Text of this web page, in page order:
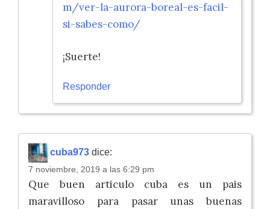
m/ver-la-aurora-boreal-es-facil-
si-sabes-como/
¡Suerte!
Responder
cuba973 dice:
7 noviembre, 2019 a las 6:29 pm
Que buen articulo cuba es un pais
maravilloso para pasar unas buenas